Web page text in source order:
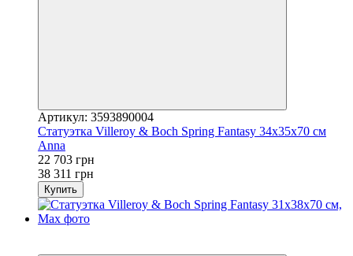
Артикул: 3593890004
Статуэтка Villeroy & Boch Spring Fantasy 34х35х70 см
Anna
22 703 грн
38 311 грн
Купить